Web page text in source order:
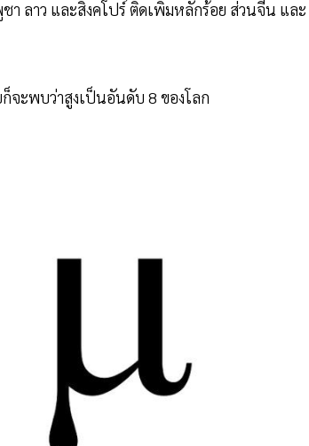
ลาว และสิงคโปร์ ติดเพิ่มหลักร้อย ส่วนจีน และ
จะพบว่าสูงเป็นอันดับ 8 ของโลก